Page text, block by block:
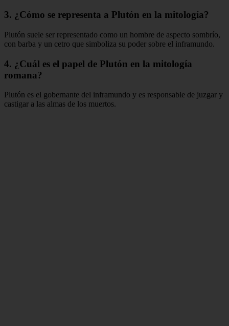
3. ¿Cómo se representa a Plutón en la mitología?
Plutón suele ser representado como un hombre de aspecto sombrío,
con barba y un cetro que simboliza su poder sobre el inframundo.
4. ¿Cuál es el papel de Plutón en la mitología
romana?
Plutón es el gobernante del inframundo y es responsable de juzgar y
castigar a las almas de los muertos.